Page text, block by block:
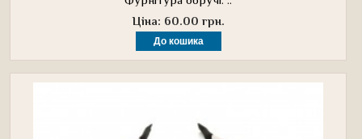
Ціна: 60.00 грн.